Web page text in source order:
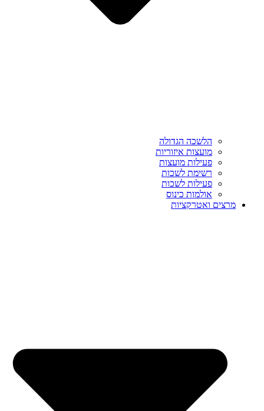
הלשכה הגדולה
מועצות איזוריות
פעילות מועצות
רשימת לשכות
פעילות לשכות
אולמות כינוס
מרצים ואטרקציות